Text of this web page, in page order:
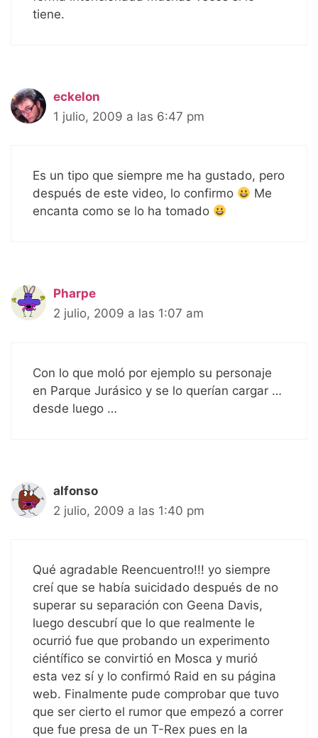
tiene.
eckelon
1 julio, 2009 a las 6:47 pm
Es un tipo que siempre me ha gustado, pero
después de este video, lo confirmo
Me
encanta como se lo ha tomado
Pharpe
2 julio, 2009 a las 1:07 am
Con lo que moló por ejemplo su personaje
en Parque Jurásico y se lo querían cargar …
desde luego …
alfonso
2 julio, 2009 a las 1:40 pm
Qué agradable Reencuentro!!! yo siempre
creí que se había suicidado después de no
superar su separación con Geena Davis,
luego descubrí que lo que realmente le
ocurrió fue que probando un experimento
ciéntífico se convirtió en Mosca y murió
esta vez sí y lo confirmó Raid en su página
web. Finalmente pude comprobar que tuvo
que ser cierto el rumor que empezó a correr
que fue presa de un T-Rex pues en la